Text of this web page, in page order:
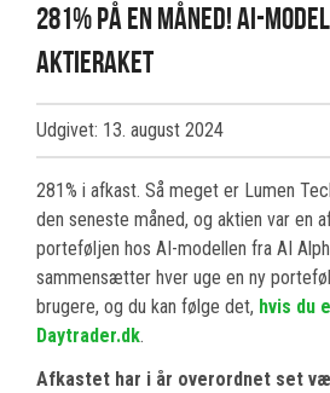
281% på en måned! AI-
aktieraket
Udgivet: 13. august 2024
281% i afkast. Så meget er Lumen
den seneste måned, og aktien var en
porteføljen hos AI-modellen fra AI
sammensætter hver uge en ny
brugere, og du kan følge det, hvis du
Daytrader.dk.
Afkastet har i år overordnet set